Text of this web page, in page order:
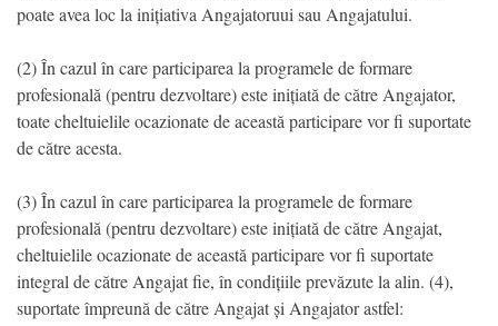
poate avea loc la inițiativa Angajatoruui sau Angajatului.
(2) În cazul în care participarea la programele de formare
profesională (pentru dezvoltare) este inițiată de către Angajator,
toate cheltuielile ocazionate de această participare vor fi suportate
de către acesta.
(3) În cazul în care participarea la programele de formare
profesională (pentru dezvoltare) este inițiată de către Angajat,
cheltuielile ocazionate de această participare vor fi suportate
integral de către Angajat fie, în condițiile prevăzute la alin. (4),
suportate împreună de către Angajat și Angajator astfel: